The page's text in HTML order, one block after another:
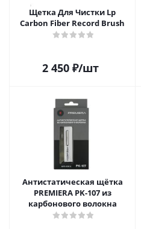
Щетка Для Чистки Lp
Carbon Fiber Record Brush
2 450₽/шт
Антистатическая щётка
PREMIERA PK-107 из
карбонового волокна